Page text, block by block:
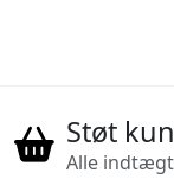
Støt
Alle